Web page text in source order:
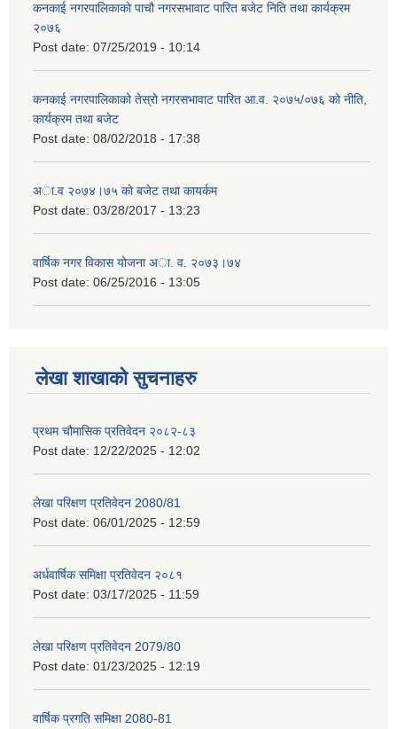
कनकाई नगरपालिकाको पाचौ नगरसभावाट पारित बजेट निति तथा कार्यक्रम
२०७६
Post date: 07/25/2019 - 10:14
कनकाई नगरपालिकाको तेस्रो नगरसभावाट पारित आ.व. २०७५/०७६ को नीति,
कार्यक्रम तथा बजेट
Post date: 08/02/2018 - 17:38
अा.व २०७४।७५ काे बजेट तथा कायर्कम
Post date: 03/28/2017 - 13:23
वार्षिक नगर विकास योजना अा. व. २०७३।७४
Post date: 06/25/2016 - 13:05
लेखा शाखाको सुचनाहरु
प्रथम चौमासिक प्रतिवेदन २०८२-८३
Post date: 12/22/2025 - 12:02
लेखा परिक्षण प्रतिवेदन 2080/81
Post date: 06/01/2025 - 12:59
अर्धवार्षिक समिक्षा प्रतिवेदन २०८१
Post date: 03/17/2025 - 11:59
लेखा परिक्षण प्रतिवेदन 2079/80
Post date: 01/23/2025 - 12:19
वार्षिक प्रगति समिक्षा 2080-81